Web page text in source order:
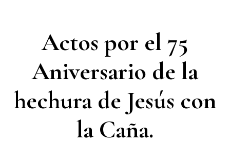
Actos por el 75
Aniversario de la
hechura de Jesús con
la Caña.